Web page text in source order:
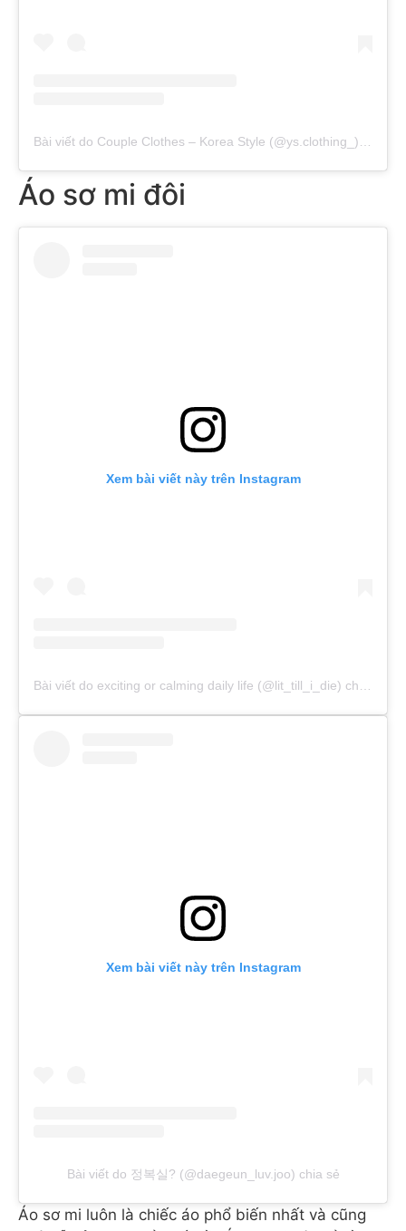
Áo sơ mi đôi
Xem bài viết này trên Instagram
Xem bài viết này trên Instagram
Bài viết do 정복실? (@daegeun_luv.joo) chia sẻ
Áo sơ mi luôn là chiếc áo phổ biến nhất và cũng